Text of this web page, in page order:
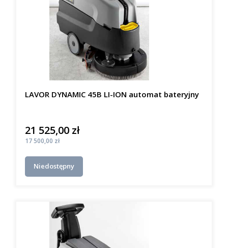
LAVOR DYNAMIC 45B LI-ION automat bateryjny
Cena
21 525,00 zł
Cena
17 500,00 zł
Niedostępny